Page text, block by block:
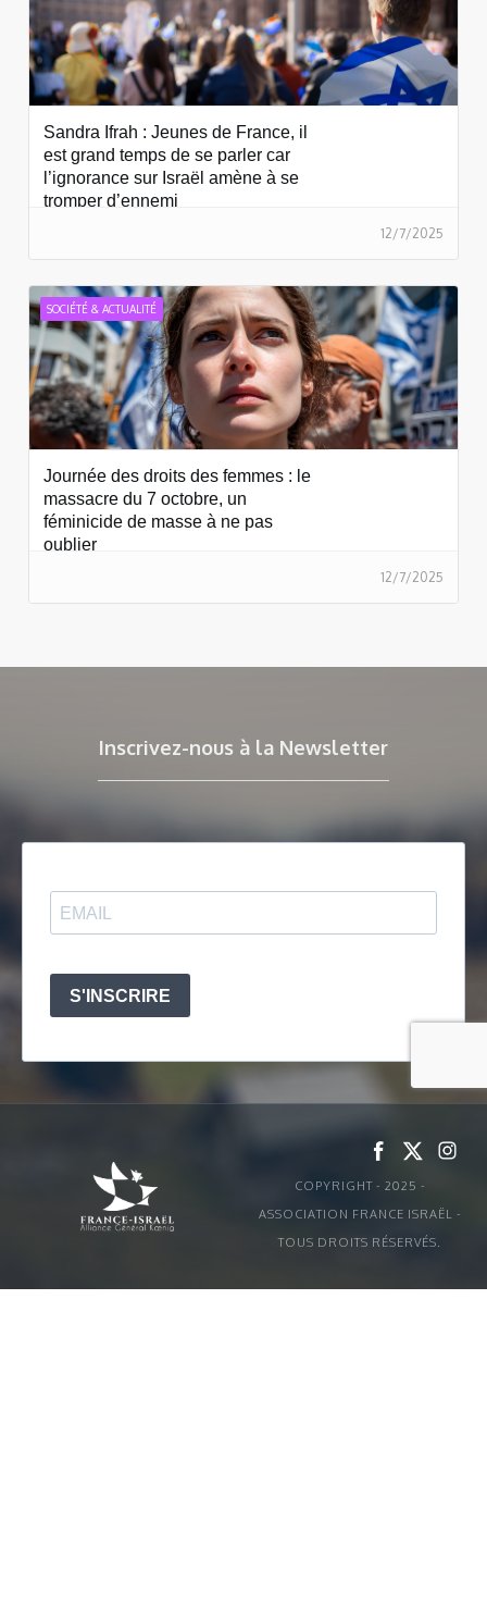
Sandra Ifrah : Jeunes de France, il
est grand temps de se parler car
l’ignorance sur Israël amène à se
tromper d’ennemi
12/7/2025
SOCIÉTÉ & ACTUALITÉ
Journée des droits des femmes : le
massacre du 7 octobre, un
féminicide de masse à ne pas
oublier
12/7/2025
Inscrivez-nous à la Newsletter
COPYRIGHT - 2025 -
ASSOCIATION FRANCE ISRAËL -
TOUS DROITS RÉSERVÉS.